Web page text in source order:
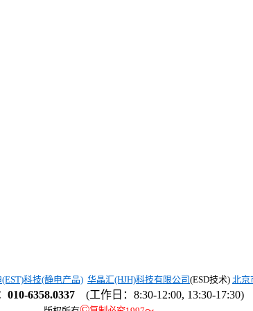
科技(静电产品) 华晶汇(HJH)科技有限公司(ESD技术) 北京
010-6358.0337 (工作日：8:30-12:00, 13:30-17:30)